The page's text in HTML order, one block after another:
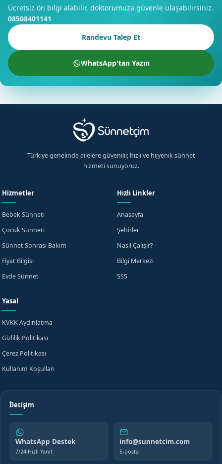
Ücretsiz ön bilgi alabilir, doktorumuza güvenle ulaşabilirsiniz.
08508401141
Randevu Talep Et
WhatsApp'tan Yazın
Türkiye genelinde ailelere güvenilir, hızlı ve hijyenik sünnet
hizmeti sunuyoruz.
Hizmetler
Bebek Sünneti
Çocuk Sünneti
Sünnet Sonrası Bakım
Fiyat Bilgisi
Evde Sünnet
Hızlı Linkler
Anasayfa
Şehirler
Nasıl Çalışır?
Bilgi Merkezi
SSS
Yasal
KVKK Aydınlatma
Gizlilik Politikası
Çerez Politikası
Kullanım Koşulları
İletişim
WhatsApp Destek
7/24 Hızlı Yanıt
info@sunnetcim.com
E-posta